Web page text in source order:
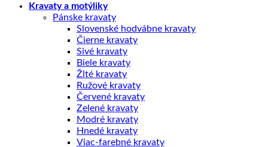
Kravaty a motýliky
Pánske kravaty
Slovenské hodvábne kravaty
Čierne kravaty
Sivé kravaty
Biele kravaty
Žlté kravaty
Ružové kravaty
Červené kravaty
Zelené kravaty
Modré kravaty
Hnedé kravaty
Viac-farebné kravaty